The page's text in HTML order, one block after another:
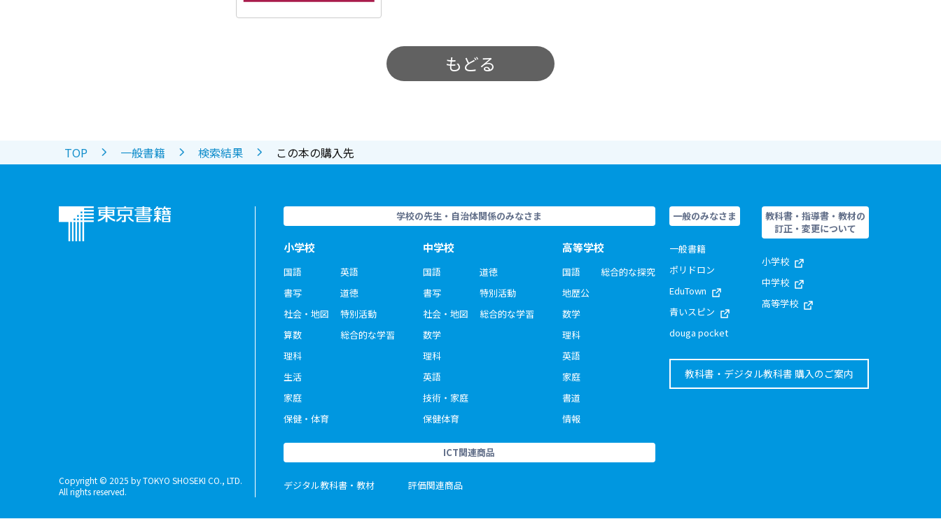
もどる
TOP 一般書籍 検索結果 この本の購入先
Copyright © 2025 by TOKYO SHOSEKI CO., LTD.
All rights reserved.
学校の先生・自治体関係のみなさま
小学校
国語
書写
社会・地図
算数
理科
生活
家庭
保健・体育
英語
道徳
特別活動
総合的な学習
中学校
国語
書写
社会・地図
数学
理科
英語
技術・家庭
保健体育
道徳
特別活動
総合的な学習
高等学校
国語
地歴公
数学
理科
英語
家庭
書道
情報
総合的な探究
ICT関連商品
デジタル教科書・教材 評価関連商品
一般のみなさま
一般書籍
ポリドロン
EduTown
青いスピン
douga pocket
教科書・指導書・教材の
訂正・変更について
小学校
中学校
高等学校
教科書・デジタル教科書 購入のご案内